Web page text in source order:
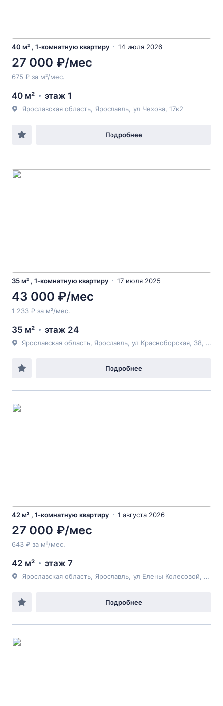
40 м² , 1-комнатную квартиру 14 июля 2026
27 000 ₽/мес
675 ₽ за м²/мес.
40 м² этаж 1
Ярославская область Ярославль ул Чехова , 17к2
Подробнее
35 м² , 1-комнатную квартиру 17 июля 2025
43 000 ₽/мес
1 233 ₽ за м²/мес.
35 м² этаж 24
Ярославская область, Ярославль, ул Красноборская, 38, корпус 3
Подробнее
42 м² , 1-комнатную квартиру 1 августа 2026
27 000 ₽/мес
643 ₽ за м²/мес.
42 м² этаж 7
Ярославская область Ярославль ул Елены Колесовой
Подробнее